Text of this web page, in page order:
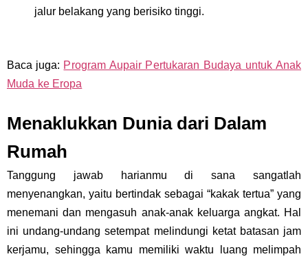
jalur belakang yang berisiko tinggi.
Baca juga: Program Aupair Pertukaran Budaya untuk Anak
Muda ke Eropa
Menaklukkan Dunia dari Dalam
Rumah
Tanggung jawab harianmu di sana sangatlah
menyenangkan, yaitu bertindak sebagai “kakak tertua” yang
menemani dan mengasuh anak-anak keluarga angkat. Hal
ini undang-undang setempat melindungi ketat batasan jam
kerjamu, sehingga kamu memiliki waktu luang melimpah